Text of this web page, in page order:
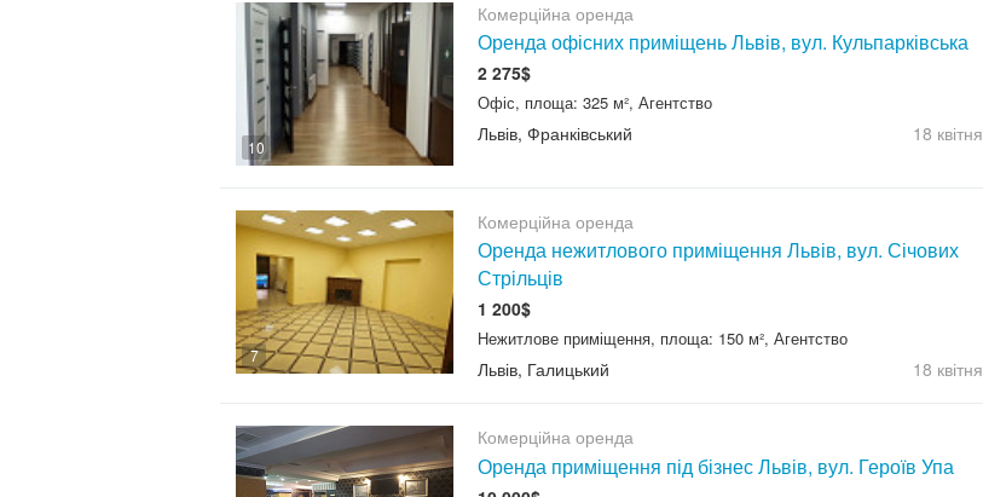
10
Комерційна оренда
Оренда офісних приміщень Львів, вул. Кульпарківська
2 275$
Офіс, площа: 325 м², Агентство
Львів, Франківський 18 квітня
7
Комерційна оренда
Оренда нежитлового приміщення Львів, вул. Січових
Стрільців
1 200$
Нежитлове приміщення, площа: 150 м², Агентство
Львів, Галицький 18 квітня
Комерційна оренда
Оренда приміщення під бізнес Львів, вул. Героїв Упа